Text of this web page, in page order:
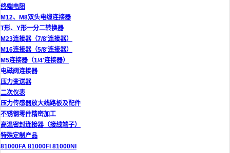
终端电阻
M12、M8双头电缆连接器
T形、Y形一分二转换器
M23连接器（7/8'连接器）
M16连接器（5/8'连接器）
M5连接器（1/4'连接器）
电磁阀连接器
压力变送器
二次仪表
压力传感器放大线路板及配件
不锈钢零件精密加工
高温密封连接器（接线端子）
特殊定制产品
81000FA 81000FI 81000NI